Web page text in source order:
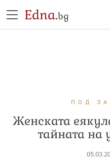
Edna.bg
ПОД
Женската
тайната на